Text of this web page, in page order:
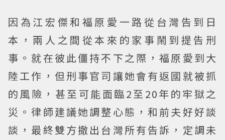
因為江宏傑和福原愛一路從台灣告到日
本，兩人之間從本來的家事鬧到提告刑
事。就在彼此僵持不下之際，福原愛到大
陸工作，但刑事官司讓她會有返國就被抓
的風險，甚至可能面臨2至20年的牢獄之
災。律師建議她調整心態，和前夫好好談
談，最終雙方撤出台灣所有告訴，定調未